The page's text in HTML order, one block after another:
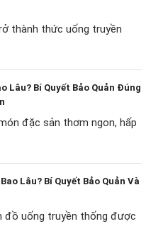
thành thức uống truyền
Lâu? Bí Quyết Bảo Quản Đúng
đặc sản thơm ngon, hấp
Lâu? Bí Quyết Bảo Quản Và
đồ uống truyền thống được